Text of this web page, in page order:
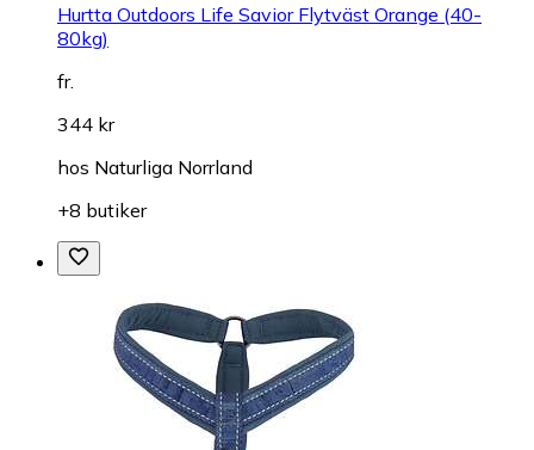
Hurtta Outdoors Life Savior Flytväst Orange (40-
80kg)
fr.
344 kr
hos Naturliga Norrland
+8 butiker